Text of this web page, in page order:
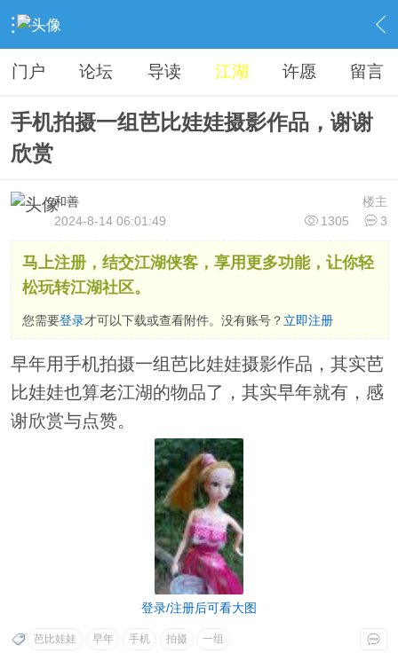
› 江湖聊天室 › 武林八卦 › 内容
门户 论坛 导读 江湖 许愿 留言
手机拍摄一组芭比娃娃摄影作品，谢谢
欣赏
楼主
和善
1305
3
2024-8-14 06:01:49
马上注册，结交江湖侠客，享用更多功能，让你轻
松玩转江湖社区。
您需要登录才可以下载或查看附件。没有账号？ 立即注册
早年用手机拍摄一组芭比娃娃摄影作品，其实芭
比娃娃也算老江湖的物品了，其实早年就有，感
谢欣赏与点赞。
登录/注册后可看大图
芭比娃娃 早年 手机 拍摄 一组